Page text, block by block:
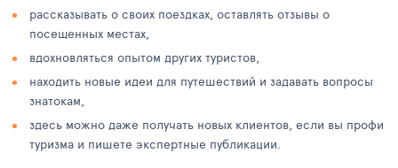
рассказывать о своих поездках, оставлять отзывы о
посещенных местах,
вдохновляться опытом других туристов,
находить новые идеи для путешествий и задавать вопросы
знатокам,
здесь можно даже получать новых клиентов, если вы профи
туризма и пишете экспертные публикации.